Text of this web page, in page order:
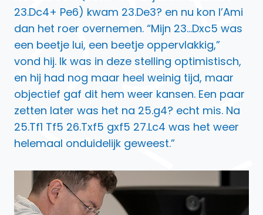
23.Dc4+ Pe6) kwam 23.De3? en nu kon l’Ami
dan het roer overnemen. “Mijn 23…Dxc5 was
een beetje lui, een beetje oppervlakkig,”
vond hij. Ik was in deze stelling optimistisch,
en hij had nog maar heel weinig tijd, maar
objectief gaf dit hem weer kansen. Een paar
zetten later was het na 25.g4? echt mis. Na
25.Tf1 Tf5 26.Txf5 gxf5 27.Lc4 was het weer
helemaal onduidelijk geweest.”